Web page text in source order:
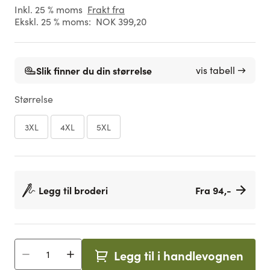
Inkl. 25 % moms Frakt fra
Ekskl. 25 % moms: NOK 399,20
Slik finner du din størrelse vis tabell →
Størrelse
3XL 4XL 5XL
Legg til broderi Fra 94,-
Antall Legg til i handlevognen